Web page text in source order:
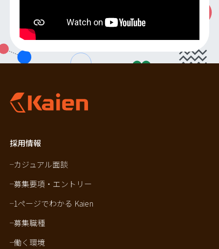
採用情報
カジュアル面談
募集要項・エントリー
1ページでわかる Kaien
募集職種
働く環境